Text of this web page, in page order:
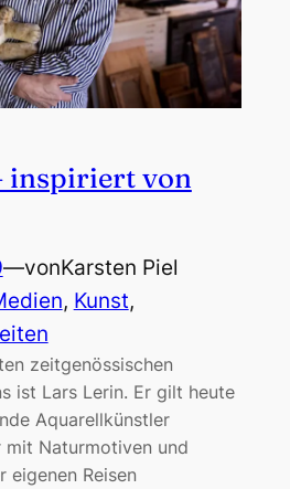
inspiriert von
—vonKarsten Piel
, Kunst
zeitgenössischen
ist Lars Lerin. Er gilt heute
Aquarellkünstler
mit Naturmotiven und
eigenen Reisen